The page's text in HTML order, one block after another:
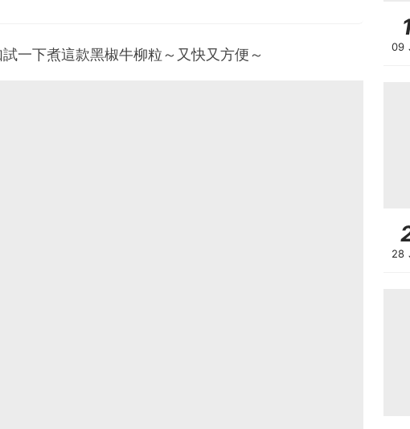
一下煮這款黑椒牛柳粒～又快又方便～ 09
28